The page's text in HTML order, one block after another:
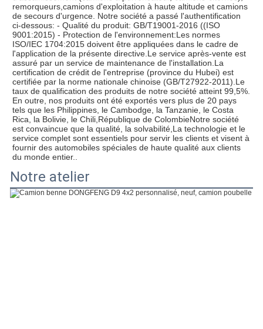
remorqueurs,camions d'exploitation à haute altitude et camions
de secours d'urgence. Notre société a passé l'authentification
ci-dessous: - Qualité du produit: GB/T19001-2016 ((ISO
9001:2015) - Protection de l'environnement:Les normes
ISO/IEC 1704:2015 doivent être appliquées dans le cadre de
l'application de la présente directive.Le service après-vente est
assuré par un service de maintenance de l'installation.La
certification de crédit de l'entreprise (province du Hubei) est
certifiée par la norme nationale chinoise (GB/T27922-2011).Le
taux de qualification des produits de notre société atteint 99,5%.
En outre, nos produits ont été exportés vers plus de 20 pays
tels que les Philippines, le Cambodge, la Tanzanie, le Costa
Rica, la Bolivie, le Chili,République de ColombieNotre société
est convaincue que la qualité, la solvabilité,La technologie et le
service complet sont essentiels pour servir les clients et visent à
fournir des automobiles spéciales de haute qualité aux clients
du monde entier..
Notre atelier